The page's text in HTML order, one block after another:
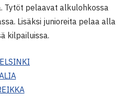
Tytöt pelaavat alkulohkossa
Lisäksi junioreita pelaa alla
kilpailuissa.